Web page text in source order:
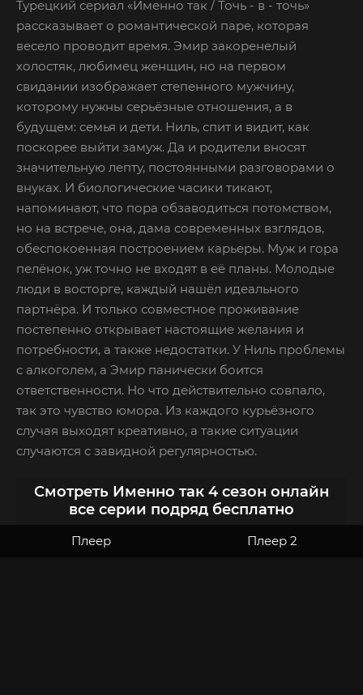
Турецкий сериал «Именно так / Точь - в - точь»
рассказывает о романтической паре, которая
весело проводит время. Эмир закоренелый
холостяк, любимец женщин, но на первом
свидании изображает степенного мужчину,
которому нужны серьёзные отношения, а в
будущем: семья и дети. Ниль, спит и видит, как
поскорее выйти замуж. Да и родители вносят
значительную лепту, постоянными разговорами о
внуках. И биологические часики тикают,
напоминают, что пора обзаводиться потомством,
но на встрече, она, дама современных взглядов,
обеспокоенная построением карьеры. Муж и гора
пелёнок, уж точно не входят в её планы. Молодые
люди в восторге, каждый нашёл идеального
партнёра. И только совместное проживание
постепенно открывает настоящие желания и
потребности, а также недостатки. У Ниль проблемы
с алкоголем, а Эмир панически боится
ответственности. Но что действительно совпало,
так это чувство юмора. Из каждого курьёзного
случая выходят креативно, а такие ситуации
случаются с завидной регулярностью.
Смотреть Именно так 4 сезон онлайн
все серии подряд бесплатно
Плеер Плеер 2